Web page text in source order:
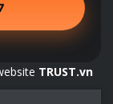
TRUST.vn